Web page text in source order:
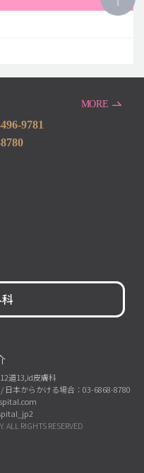
9781
MORE
道13,id皮膚科
日本からかける場合：03-6868-8780
ALL RIGHTS RESERVED